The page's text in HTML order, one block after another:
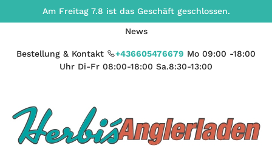
Am Freitag 7.8 ist das Geschäft geschlossen.
News
Bestellung & Kontakt +436605476679 Mo 09:00 -18:00
Uhr Di-Fr 08:00-18:00 Sa.8:30-13:00